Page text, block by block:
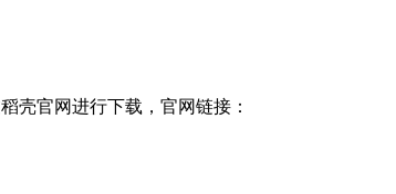
壳官网进行下载，官网链接：